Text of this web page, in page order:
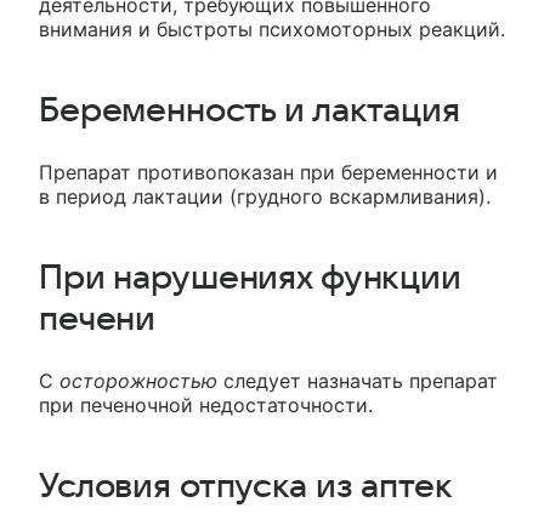
внимания и быстроты психомоторных реакций.
Беременность и лактация
Препарат противопоказан при беременности и
в период лактации (грудного вскармливания).
При нарушениях функции
печени
С осторожностью следует назначать препарат
при печеночной недостаточности.
Условия отпуска из аптек